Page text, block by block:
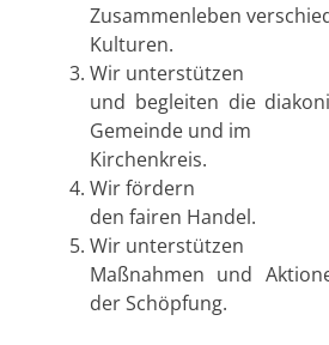
Zusammenleben
Kulturen.
Wir unterstützen
und begleiten die
Gemeinde und im
Kirchenkreis.
Wir fördern
den fairen Handel.
Wir unterstützen
Maßnahmen und
der Schöpfung.